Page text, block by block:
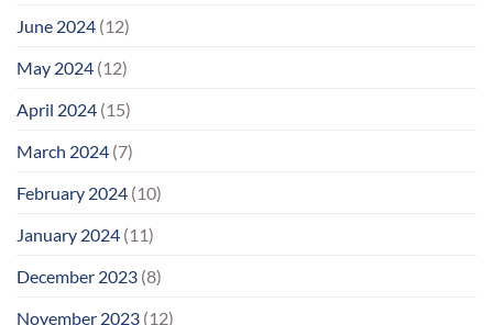
June 2024 (12)
May 2024 (12)
April 2024 (15)
March 2024 (7)
February 2024 (10)
January 2024 (11)
December 2023 (8)
November 2023 (12)